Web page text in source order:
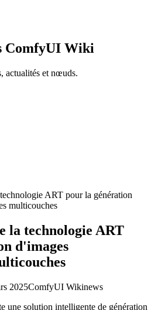
ComfyUI Wiki
actualités et nœuds.
ART pour la génération
multicouches
la technologie ART
d'images
2025ComfyUI Wikinews
une solution intelligente de génération